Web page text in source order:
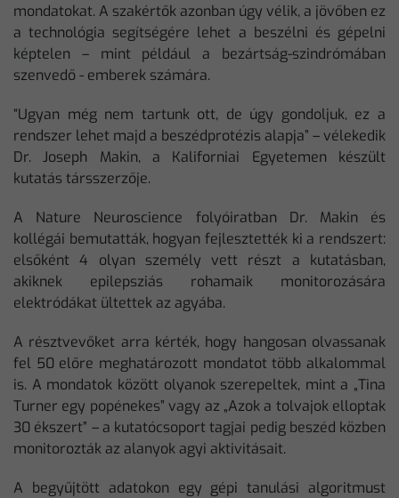
mondatokat. A szakértők azonban úgy vélik, a jövőben ez
a technológia segítségére lehet a beszélni és gépelni
képtelen – mint például a bezártság-szindrómában
szenvedő - emberek számára.
“Ugyan még nem tartunk ott, de úgy gondoljuk, ez a
rendszer lehet majd a beszédprotézis alapja” – vélekedik
Dr. Joseph Makin, a Kaliforniai Egyetemen készült
kutatás társszerzője.
A Nature Neuroscience folyóiratban Dr. Makin és
kollégái bemutatták, hogyan fejlesztették ki a rendszert:
elsőként 4 olyan személy vett részt a kutatásban,
akiknek epilepsziás rohamaik monitorozására
elektródákat ültettek az agyába.
A résztvevőket arra kérték, hogy hangosan olvassanak
fel 50 előre meghatározott mondatot több alkalommal
is. A mondatok között olyanok szerepeltek, mint a „Tina
Turner egy popénekes” vagy az „Azok a tolvajok elloptak
30 ékszert” – a kutatócsoport tagjai pedig beszéd közben
monitorozták az alanyok agyi aktivitásait.
A begyűjtött adatokon egy gépi tanulási algoritmust